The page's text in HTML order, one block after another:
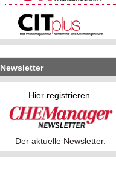
Newsletter
Hier registrieren.
Der aktuelle Newsletter.